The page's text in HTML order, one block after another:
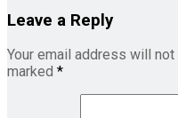
Leave a Reply
Your email address will
marked *